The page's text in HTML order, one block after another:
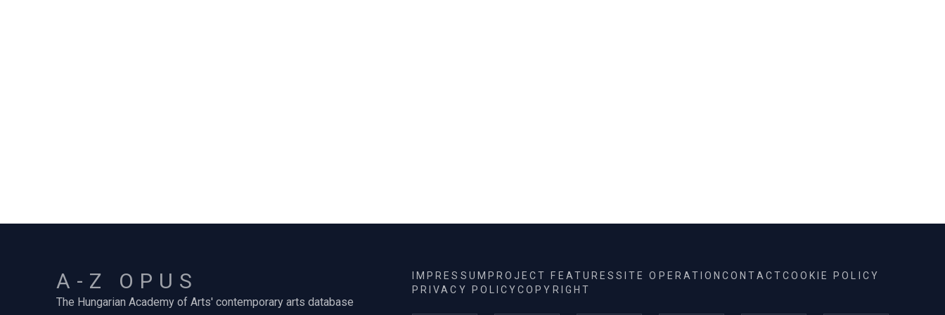
A-Z OPUS
The Hungarian Academy of Arts' contemporary arts database
IMPRESSUM PROJECT FEATURESSITE OPERATIONCONTACTCOOKIE POLICY
PRIVACY POLICYCOPYRIGHT